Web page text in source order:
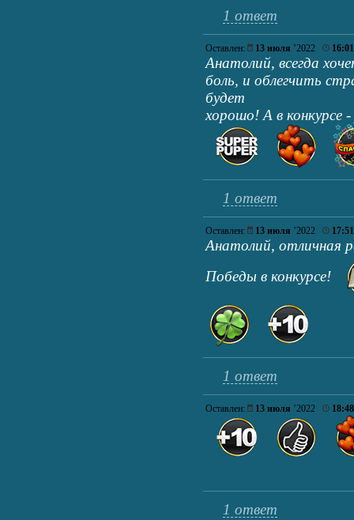
1 ответ
Оставлен: 13 июля ’2022 16:01
Анатолий, всегда
боль, и облегчить
будет
хорошо! А в конкурсе
1 ответ
Оставлен: 13 июля ’2022 17:51
Анатолий, отличная
Победы в конкурсе!
1 ответ
Оставлен: 13 июля ’2022 18:48
1 ответ